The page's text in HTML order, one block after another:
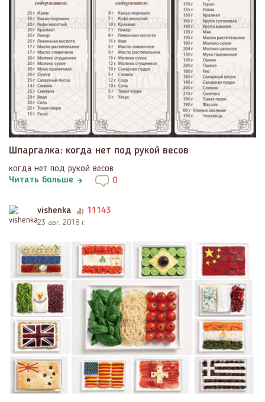
Шпаргалка: когда нет под рукой весов
когда нет под рукой весов
Читать больше
0
vishenka 11143
23 авг. 2018 г.